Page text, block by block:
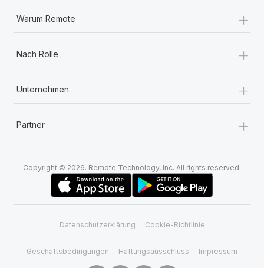
Warum Remote +
Nach Rolle +
Unternehmen +
Partner +
Copyright © 2026. Remote Technology, Inc. All rights reserved.
Datenschutzerklärung Cookie-Richtlinie
Geschäftsbedingungen Haftungsausschluss Impressum